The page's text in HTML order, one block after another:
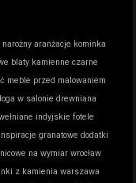
aranżacje kominka
blaty kamienne czarne
meble przed malowaniem
w salonie drewniana
indyjskie fotele
granatowe dodatki
na wymiar wrocław
z kamienia warszawa